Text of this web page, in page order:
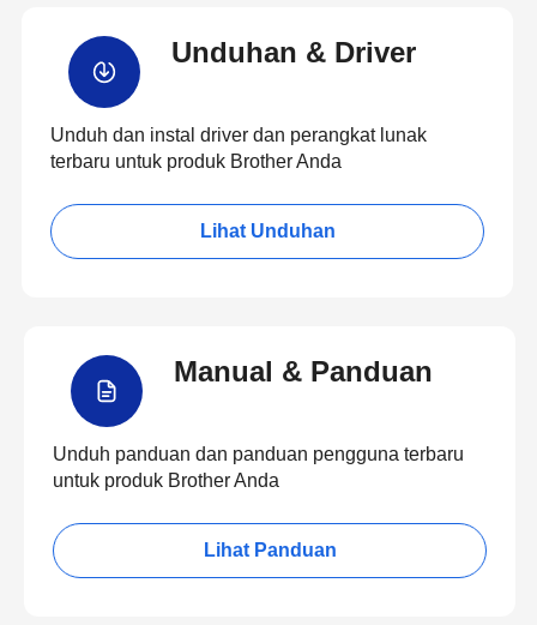
Unduhan & Driver
Unduh dan instal driver dan perangkat lunak
terbaru untuk produk Brother Anda
Lihat Unduhan
Manual & Panduan
Unduh panduan dan panduan pengguna terbaru
untuk produk Brother Anda
Lihat Panduan